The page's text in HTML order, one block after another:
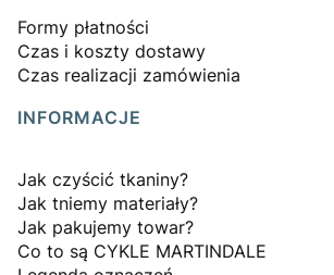
Formy płatności
Czas i koszty dostawy
Czas realizacji zamówienia
INFORMACJE
Jak czyścić tkaniny?
Jak tniemy materiały?
Jak pakujemy towar?
Co to są CYKLE MARTINDALE